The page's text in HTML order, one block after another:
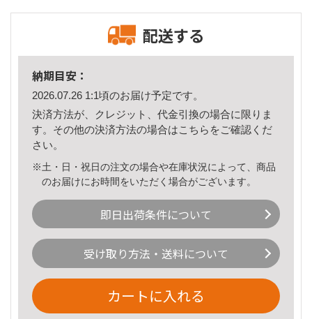
配送する
納期目安：
2026.07.26 1:1頃のお届け予定です。
決済方法が、クレジット、代金引換の場合に限りま
す。その他の決済方法の場合はこちら をご確認くだ
さい。
※土・日・祝日の注文の場合や在庫状況によって、商品
のお届けにお時間をいただく場合がございます。
即日出荷条件について
受け取り方法・送料について
カートに入れる